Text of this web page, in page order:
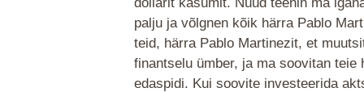
palju ja võlgnen kõik härra Pablo
teid, härra Pablo Martinezit, et
finantselu ümber, ja ma soovitan teie
edaspidi. Kui soovite investeerida